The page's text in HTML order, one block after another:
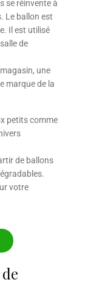
se réinvente à
Le ballon est
Il est utilisé
de
une
marque de la
petits comme
de ballons
votre